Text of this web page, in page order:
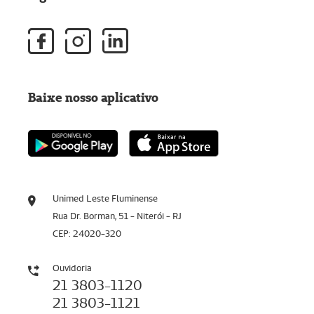
Unimed Leste Fluminense
Rua Dr. Borman, 51 - Niterói - RJ
CEP: 24020-320
Ouvidoria
21 3803-1120
21 3803-1121
Baixe nosso aplicativo